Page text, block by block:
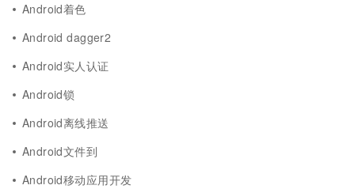
Android着色
Android dagger2
Android实人认证
Android锁
Android离线推送
Android文件到
Android移动应用开发